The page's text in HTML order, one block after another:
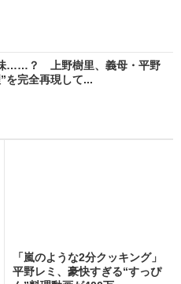
……？ 上野樹里、義母・平野
を完全再現して...
「嵐のような2分クッキング」
平野レミ、豪快すぎる“すっぴ